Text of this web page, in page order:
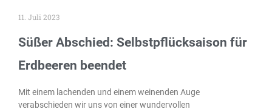
Süßer Abschied: Selbstpflücksaison für
Erdbeeren beendet
Mit einem lachenden und einem weinenden Auge
verabschieden wir uns von einer wundervollen
11. Juli 2023